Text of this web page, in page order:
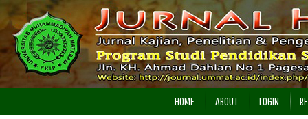
HOME ABOUT LOGIN